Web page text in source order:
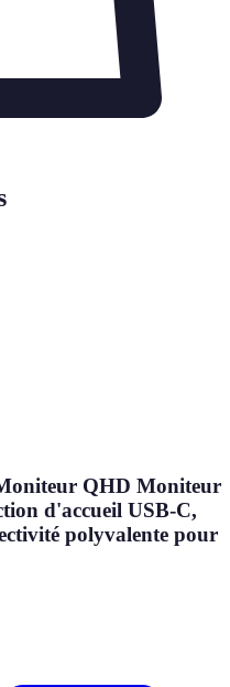
QHD Moniteur
d'accueil USB-C,
polyvalente pour